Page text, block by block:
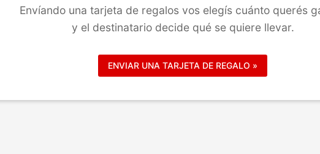
Envíando una tarjeta de regalos vos elegís cuánto querés
y el destinatario decide qué se quiere llevar.
ENVIAR UNA TARJETA DE REGALO »